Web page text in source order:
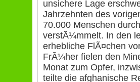
unsichere Lage
Jahrzehnten des
70.000 Menschen
verstÃ¼mmelt. In den
erhebliche FlÃ¤chen
FrÃ¼her fielen den
Monat zum Opfer,
teilte die afghanische